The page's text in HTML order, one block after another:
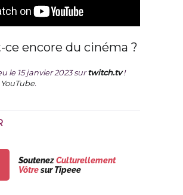
ce encore du cinéma ?
le 15 janvier 2023 surtwitch.tv !
YouTube.
SoutenezCulturellement
Vôtresur Tipeee